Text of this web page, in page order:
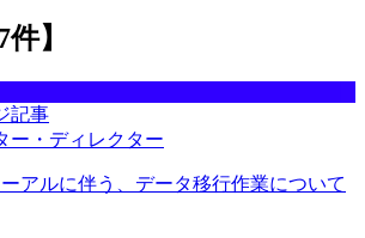
】
記事
ー・ディレクター
アルに伴う、データ移行作業について​